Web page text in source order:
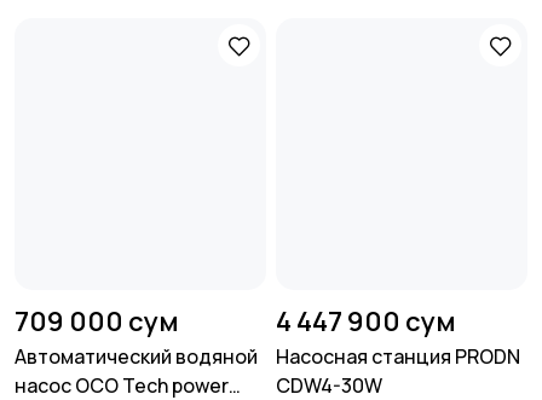
709 000 сум
Автоматический водяной
насос OCO Tech power
4 447 900 сум
Насосная станция PRODN
CDW4-30W